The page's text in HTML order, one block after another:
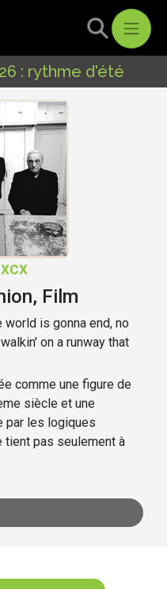
: rythme d'été
Film
world is gonna end, no
on a runway that
comme une figure de
siècle et une
par les logiques
tient pas seulement à